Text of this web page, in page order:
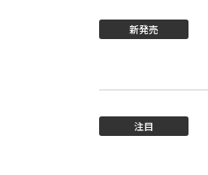
新発売
注目